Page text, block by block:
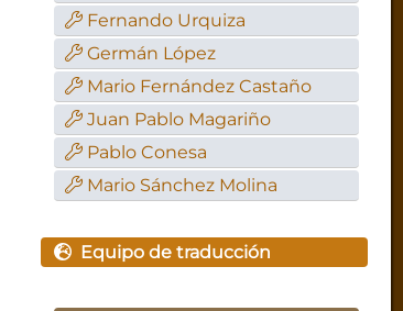
Fernando Urquiza
Germán López
Mario Fernández Castaño
Juan Pablo Magariño
Pablo Conesa
Mario Sánchez Molina
Equipo de traducción